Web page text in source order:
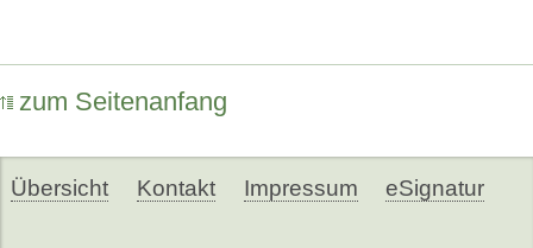
zum Seitenanfang
Übersicht Kontakt Impressum eSignatur